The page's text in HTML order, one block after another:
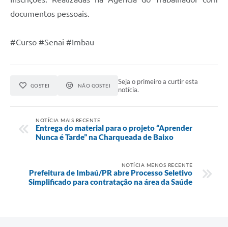
documentos pessoais.
#Curso #Senai #Imbau
GOSTEI NÃO GOSTEI
Seja o primeiro a curtir esta
notícia.
NOTÍCIA MAIS RECENTE
Entrega do material para o projeto “Aprender
Nunca é Tarde” na Charqueada de Baixo
NOTÍCIA MENOS RECENTE
Prefeitura de Imbaú/PR abre Processo Seletivo
Simplificado para contratação na área da Saúde